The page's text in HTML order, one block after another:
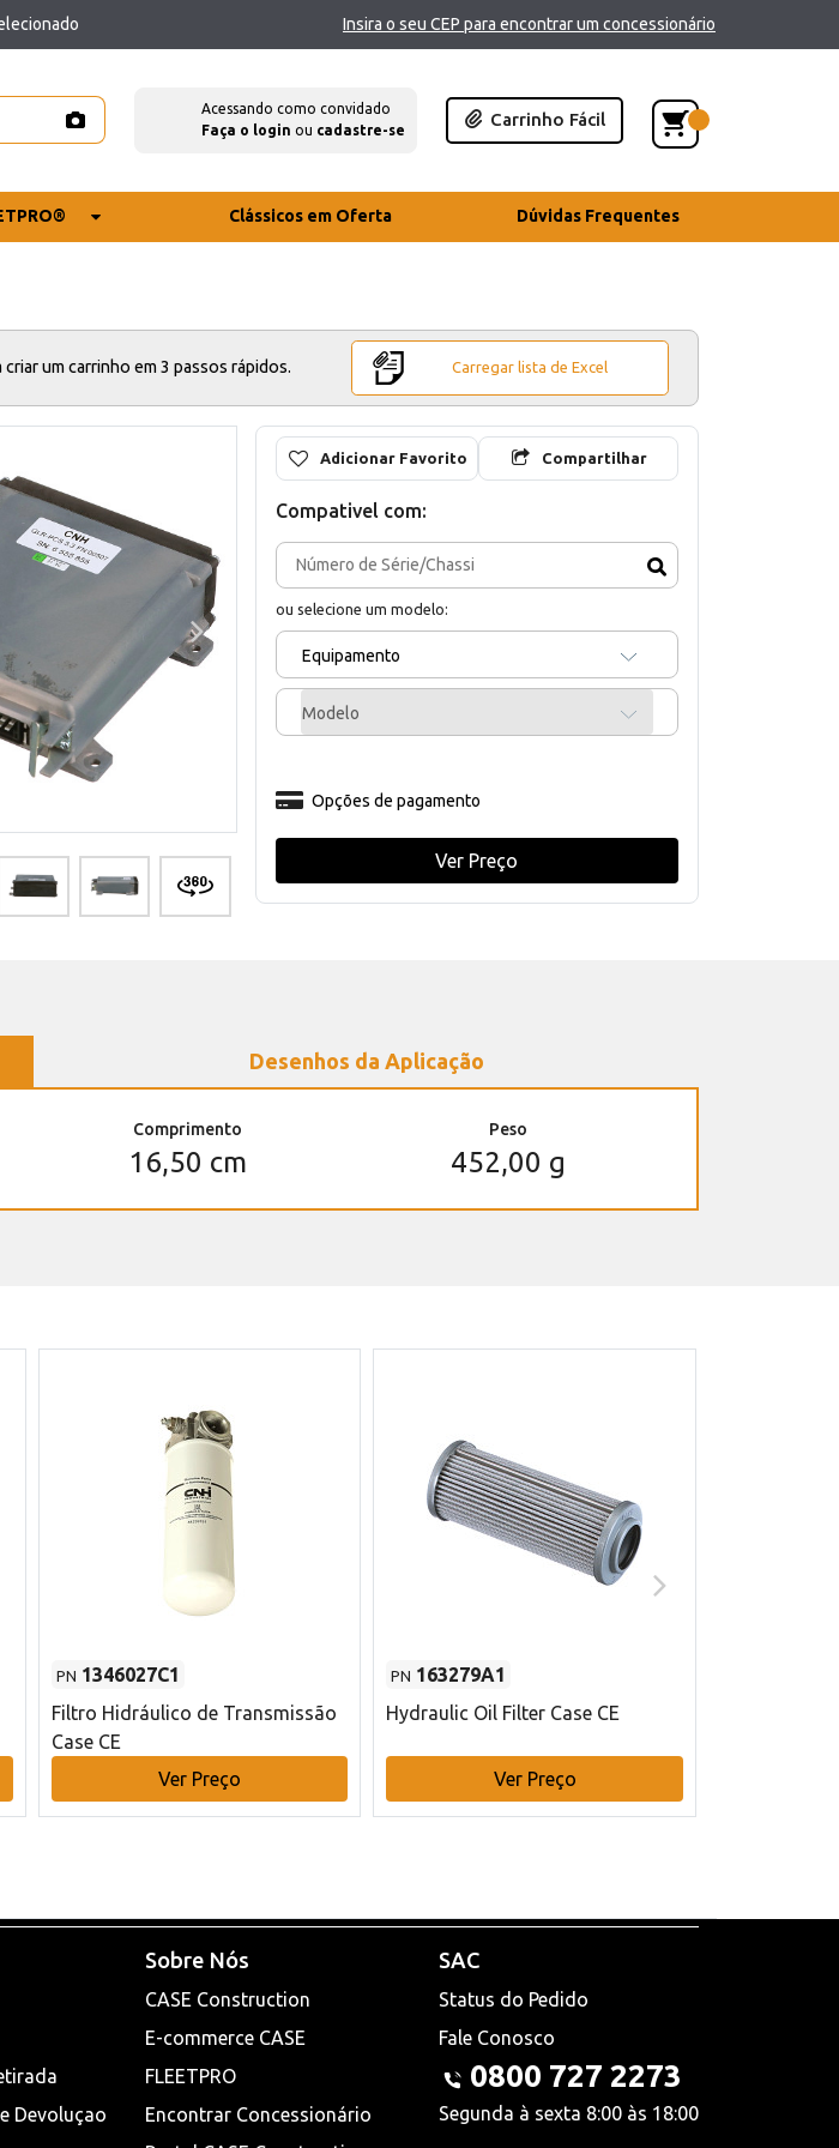
Insira o seu CEP para encontrar um concessionário
Acessando como convidado
Faça o login ou cadastre-se
Carrinho Fácil
Clássicos em Oferta Dúvidas Frequentes
um carrinho em 3 passos rápidos. Carregar lista de Excel
Adicionar Favorito Compartilhar
Compativel com:
ou selecione um modelo:
Equipamento
Modelo
Opções de pagamento
Ver Preço
Desenhos da Aplicação
Comprimento
16,50 cm
Peso
452,00 g
PN 1346027C1
Filtro Hidráulico de Transmissão
Case CE
Ver Preço
PN 163279A1
Hydraulic Oil Filter Case CE
Ver Preço
Devoluçao
Sobre Nós
CASE Construction
E-commerce CASE
FLEETPRO
Encontrar Concessionário
SAC
Status do Pedido
Fale Conosco
0800 727 2273
Segunda à sexta 8:00 às 18:00